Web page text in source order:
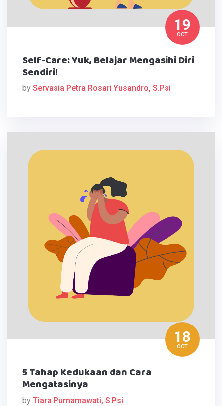
19
OCT
Self-Care: Yuk, Belajar Mengasihi Diri
Sendiri!
by Servasia Petra Rosari Yusandro, S.Psi
18
OCT
5 Tahap Kedukaan dan Cara
Mengatasinya
by Tiara Purnamawati, S.Psi